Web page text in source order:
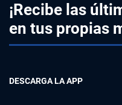
¡Recibe las
en tus propias
DESCARGA LA APP